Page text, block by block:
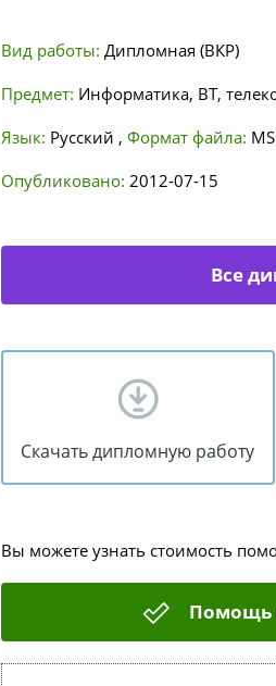
Вид работы: Дипломная (ВКР)
Предмет: Информатика, ВТ,
Язык: Русский , Формат файла:
Опубликовано: 2012-07-15
Все
Скачать дипломную работу
Вы можете узнать стоимость
Помощь